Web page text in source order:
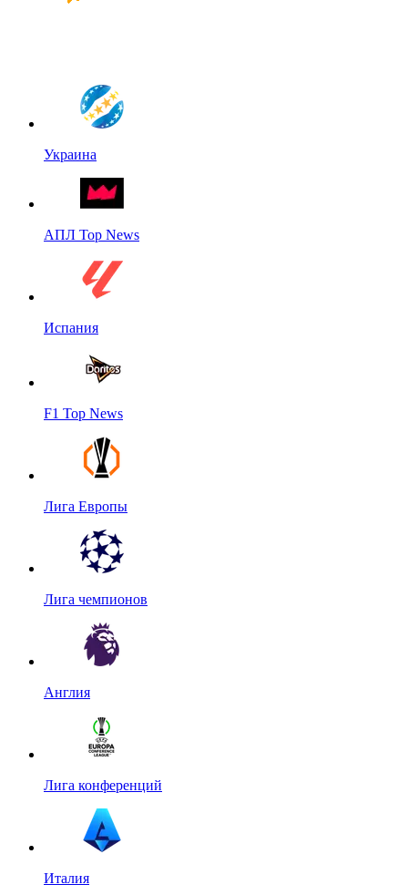
Украина
АПЛ Top News
Испания
F1 Top News
Лига Европы
Лига чемпионов
Англия
Лига конференций
Италия